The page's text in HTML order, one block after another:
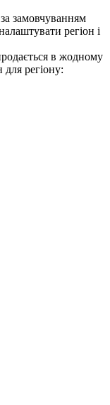
замовчуванням
регіон і
в жодному
регіону: